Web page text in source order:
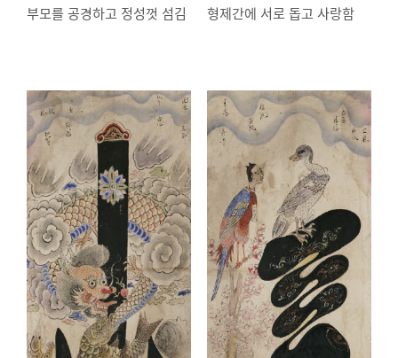
부모를 공경하고 정성껏 섬김 형제간에 서로 돕고 사랑함